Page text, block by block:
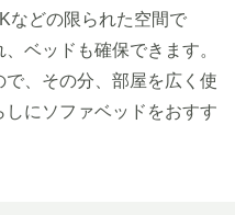
などの限られた空間で
ベッドも確保できます。
、その分、部屋を広く使
にソファベッドをおすす